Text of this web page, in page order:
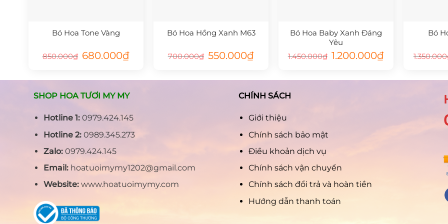
Bó Hoa Tone Vàng
850.000₫ Giá
gốc
680.000₫Giá
680.000₫.
Bó Hoa Hồng Xanh M63
700.000₫ Giá
gốc
550.000₫Giá
550.000₫.
Bó Hoa Baby Xanh Đáng
Yêu
1.450.000₫ Giá
gốc
1.200.000₫Giá
1.200.000₫.
Bó
1.350.000
SHOP HOA TƯƠI MY MY
Hotline 1: 0979.424.145
Hotline 2: 0989.345.273
Zalo: 0979.424.145
Email: hoatuoimymy1202@gmail.com
Website: www.hoatuoimymy.com
CHÍNH SÁCH
Giới thiệu
Chính sách bảo mật
Điều khoản dịch vụ
Chính sách vận chuyển
Chính sách đổi trả và hoàn tiền
Hướng dẫn thanh toán